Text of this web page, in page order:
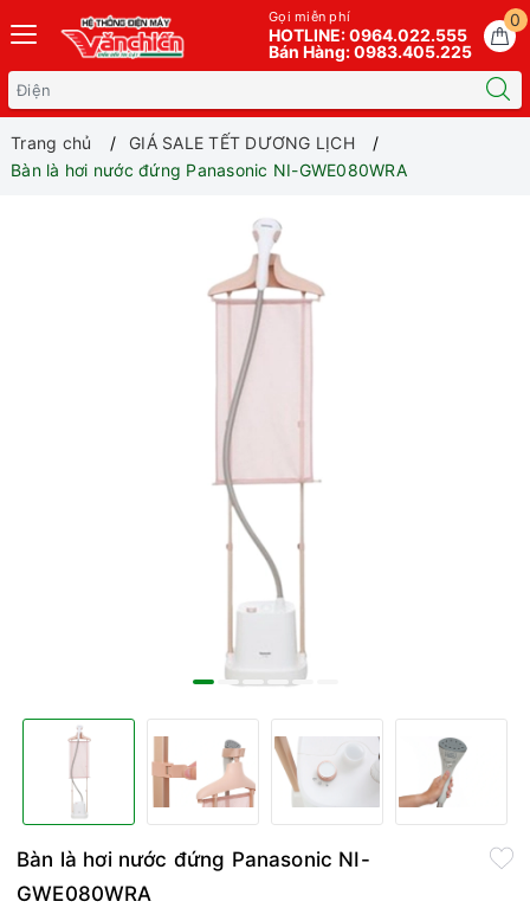
0
Gọi miễn phí
HOTLINE: 0964.022.555
Bán Hàng: 0983.405.225
Trang chủ
GIÁ SALE TẾT DƯƠNG LỊCH
Bàn là hơi nước đứng Panasonic NI-GWE080WRA
Bàn là hơi nước đứng Panasonic NI-
GWE080WRA